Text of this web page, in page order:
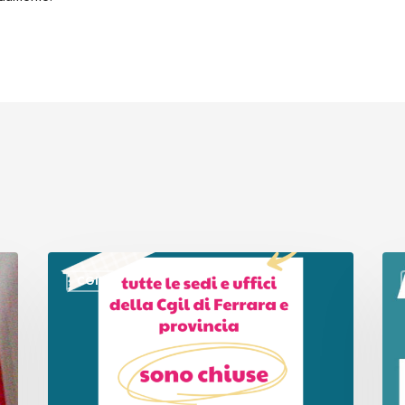
CGIL
Chiusure
sedi